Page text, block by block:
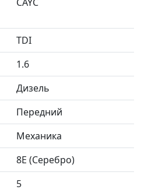
TDI
1.6
Дизель
Передний
Механика
8E (Серебро)
5